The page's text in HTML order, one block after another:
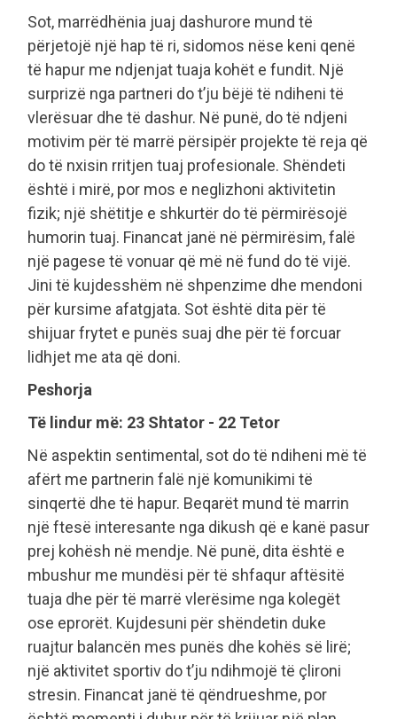
Sot, marrëdhënia juaj dashurore mund të
përjetojë një hap të ri, sidomos nëse keni qenë
të hapur me ndjenjat tuaja kohët e fundit. Një
surprizë nga partneri do t’ju bëjë të ndiheni të
vlerësuar dhe të dashur. Në punë, do të ndjeni
motivim për të marrë përsipër projekte të reja që
do të nxisin rritjen tuaj profesionale. Shëndeti
është i mirë, por mos e neglizhoni aktivitetin
fizik; një shëtitje e shkurtër do të përmirësojë
humorin tuaj. Financat janë në përmirësim, falë
një pagese të vonuar që më në fund do të vijë.
Jini të kujdesshëm në shpenzime dhe mendoni
për kursime afatgjata. Sot është dita për të
shijuar frytet e punës suaj dhe për të forcuar
lidhjet me ata që doni.
Peshorja
Të lindur më: 23 Shtator - 22 Tetor
Në aspektin sentimental, sot do të ndiheni më të
afërt me partnerin falë një komunikimi të
sinqertë dhe të hapur. Beqarët mund të marrin
një ftesë interesante nga dikush që e kanë pasur
prej kohësh në mendje. Në punë, dita është e
mbushur me mundësi për të shfaqur aftësitë
tuaja dhe për të marrë vlerësime nga kolegët
ose eprorët. Kujdesuni për shëndetin duke
ruajtur balancën mes punës dhe kohës së lirë;
një aktivitet sportiv do t’ju ndihmojë të çlironi
stresin. Financat janë të qëndrueshme, por